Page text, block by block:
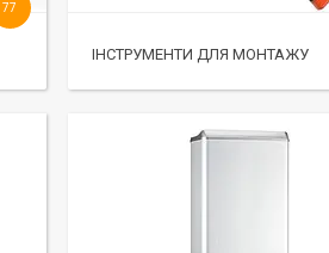
77
ІНСТРУМЕНТИ ДЛЯ МОНТАЖУ